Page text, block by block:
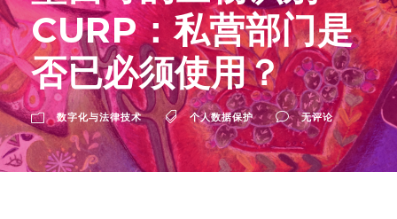
CURP：私营部门是
否已必须使用？
数字化与法律技术 个人数据保护 无评论